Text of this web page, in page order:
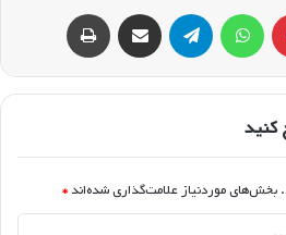
پینتریست تلگرام اشتراک گذاری با ایمیل
کنید
بخش‌های موردنیاز علامت‌گذاری شده‌اند *